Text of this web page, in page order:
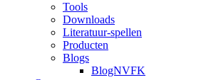
Tools
Downloads
Literatuur-spellen
Producten
Blogs
BlogNVFK